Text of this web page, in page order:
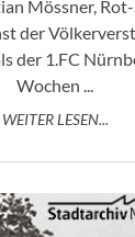
Mössner,
der
der 1.FC
Wochen ...
WEITER LESEN...